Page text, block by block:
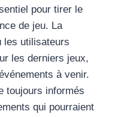
pour tirer le
de jeu. La
les utilisateurs
les derniers jeux,
à venir.
toujours informés
qui pourraient